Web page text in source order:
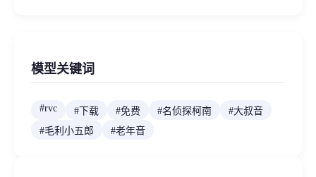
模型关键词
#rvc # 下载 #免费 #名侦探柯南 #大叔音
#毛利小五郎 #老年音